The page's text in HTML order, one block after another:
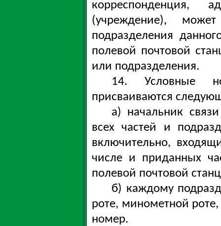
корреспонденция,
(учреждение),
подразделения
полевой почтовой
или подразделения.
14. Условные
присваиваются
а) начальник
всех частей и
включительно,
числе и приданных
полевой почтовой
б) каждому
роте, минометной
номер.